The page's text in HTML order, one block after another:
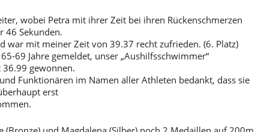
wobei Petra mit ihrer Zeit bei ihren Rückenschmerzen
46 Sekunden.
war mit meiner Zeit von 39.37 recht zufrieden. (6. Platz)
69 Jahre gemeldet, unser „Aushilfsschwimmer“
gewonnen.
Funktionären im Namen aller Athleten bedankt, dass sie
erst